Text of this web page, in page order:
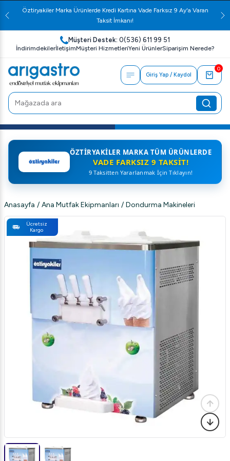
Öztiryakiler Marka Ürünlerde Kredi Kartına Vade Farksız 9 Ay'a Varan
Taksit İmkanı!
Müşteri Destek: 0(536) 611 99 51
İndirimdekilerİletişimMüşteri HizmetleriYeni ÜrünlerSiparişim Nerede?
Giriş Yap / Kaydol
0
ÖZTIRYAKILER MARKA TÜM ÜRÜNLERDE
VADE FARKSIZ 9 TAKSIT!
9 Taksitten Yararlanmak İçin Tıklayın!
Anasayfa / Ana Mutfak Ekipmanları / Dondurma Makineleri
Ücretsiz
Kargo